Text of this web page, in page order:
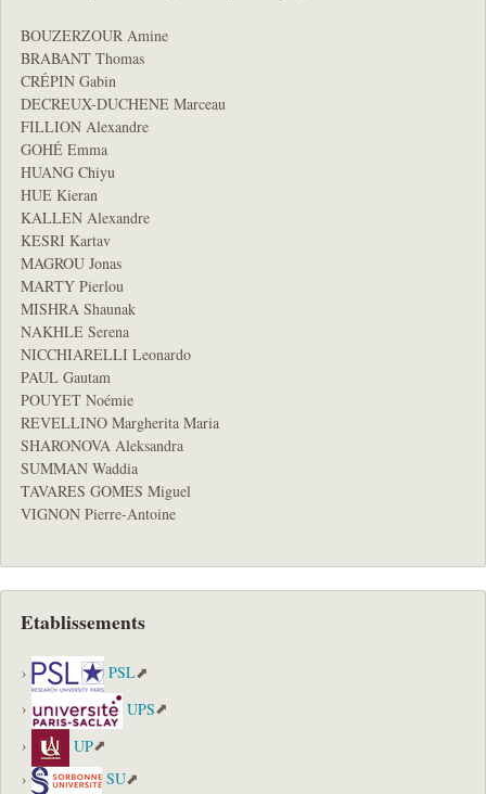
BOUZERZOUR Amine
BRABANT Thomas
CRÉPIN Gabin
DECREUX-DUCHENE Marceau
FILLION Alexandre
GOHÉ Emma
HUANG Chiyu
HUE Kieran
KALLEN Alexandre
KESRI Kartav
MAGROU Jonas
MARTY Pierlou
MISHRA Shaunak
NAKHLE Serena
NICCHIARELLI Leonardo
PAUL Gautam
POUYET Noémie
REVELLINO Margherita Maria
SHARONOVA Aleksandra
SUMMAN Waddia
TAVARES GOMES Miguel
VIGNON Pierre-Antoine
Etablissements
PSL
UPS
UP
SU